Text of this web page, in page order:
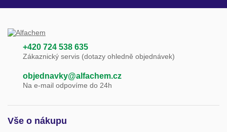
+420 724 538 635
Zákaznický servis (dotazy ohledně objednávek)
objednavky@alfachem.cz
Na e-mail odpovíme do 24h
Vše o nákupu